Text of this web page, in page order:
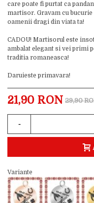
care poate fi purtat ca
martisor. Gravam cu
oamenii dragi din viata ta!
CADOU! Martisorul este
ambalat elegant si vei primi
traditia romaneasca!
Daruieste primavara!
21,90 RON 29,90
-
Variante